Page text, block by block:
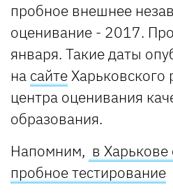
пробное внешнее
оценивание - 2017.
января. Такие даты
на сайтеХарьковского
центра оценивания
образования.
Напомним, в
пробное тестирование